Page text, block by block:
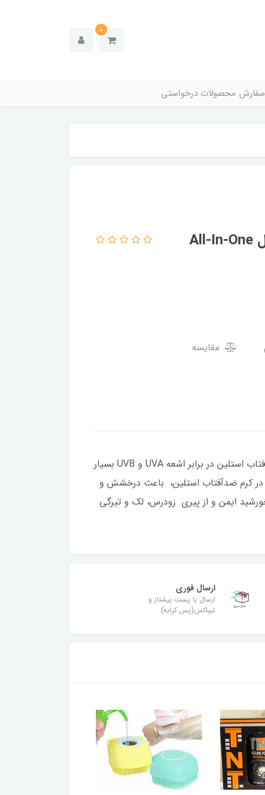
0
سفارش محصولات درخواستی
مقایسه
ضد آفتاب استلین برپایه آب و بسیار سبک می‌باشد. این ضد آفتاب بی رنگ، فاقد چربى و دارای SPF70 است. ضدآفتاب استلین در برابر اشعه UVA و UVB بسیار
در کرم ضدآفتاب استلین، باعث درخشش و
ایمن و از پیری زودرس، لک و تیرگی
ارسال فوری
ارسال با پست پیشتاز و
تیپاکس(پس کرایه)